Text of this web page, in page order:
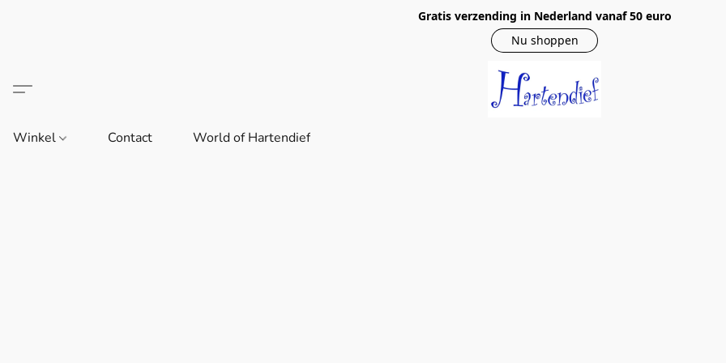
Gratis verzending in Nederland vanaf 50 euro
Nu shoppen
Winkel Contact World of Hartendief